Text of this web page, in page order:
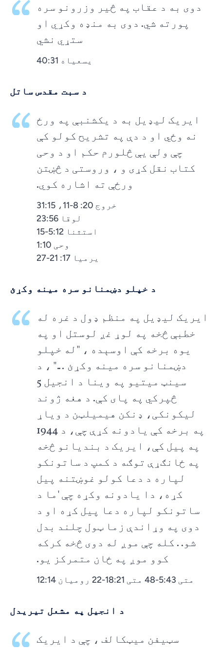
دوی به د عقاب په څیر وزرونو سره
پورته شي. دوی به منډه وکړي او
ستړي نشي
یسعیاه 40:31
د سبت مقدس ساتل
ایریک لیډیل به د یکشنبې په ورځ
نه وځي او د دې په تشریح کولو کې
چې ولې یې څلورم حکم او د وحی
کتاب نقل کړی و ، وروستی د څښتن
ورځې ته اشاره کوي.
خروج 20: 8-11، 31:15
لوقا 23:56
استثنا 5:12-15
وحی 1:10
یرمیا 17: 21-27
د خپلو دښمنانو سره مینه وکړئ
ایریک لیډیل په منظم ډول د غره له
خطبې څخه په لوړ غږ لوستل او په
یوه برخه کې اوسېده ، "له خپلو
دښمنانو سره مینه وکړئ ..." ، د
سینټ میتیو په وینا د انجیل 5
څپرکي په پای کې. د هغه ژوند
لیکونکی، ډنکن هیمیلټن د ویاړ
په برخه کې یادونه کړې چې، د 1944
په پیل کې، ایریک د بندیانو څخه
په ځانګړې توګه د کمپ د ساتونکو
لپاره د دعا کولو غوښتنه پیل
کړه، دا یادونه وکړه چې 'ما د
ساتونکو لپاره دعا پیل کړه او د
دوی په وړاندې زما ټول چلند بدل
شو. . کله چې موږ له دوی څخه کرکه
کوو موږ په ځان متمرکز یو.
متی 5:43-48 متی 18:21-22 رومیان 12:14
د انجیل په مشعل تیریدل
سټیفن میټکالف ، چې د ایریک